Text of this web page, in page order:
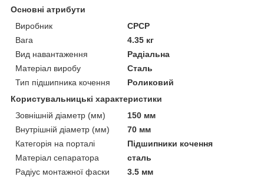
Основні атрибути
Виробник
СРСР
Вага
4.35 кг
Вид навантаження
Радіальна
Матеріал виробу
Сталь
Тип підшипника кочення
Роликовий
Користувальницькі характеристики
Зовнішній діаметр (мм)
150 мм
Внутрішній діаметр (мм)
70 мм
Категорія на порталі
Підшипники кочення
Матеріал сепаратора
сталь
Радіус монтажної фаски
3.5 мм